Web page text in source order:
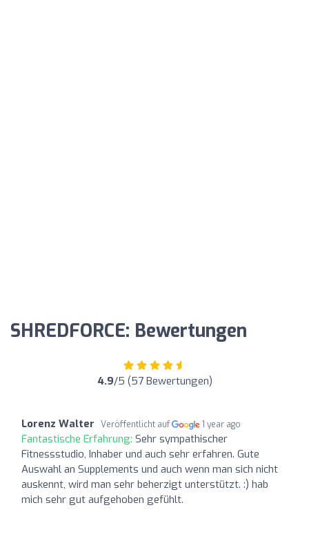
SHREDFORCE: Bewertungen
4.9/5 (57 Bewertungen)
Lorenz Walter Veröffentlicht auf 1 year ago
Fantastische Erfahrung: Sehr sympathischer
Fitnessstudio, Inhaber und auch sehr erfahren. Gute
Auswahl an Supplements und auch wenn man sich nicht
auskennt, wird man sehr beherzigt unterstützt. :) hab
mich sehr gut aufgehoben gefühlt.